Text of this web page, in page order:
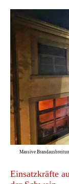
Massive
Einsatzkräfte